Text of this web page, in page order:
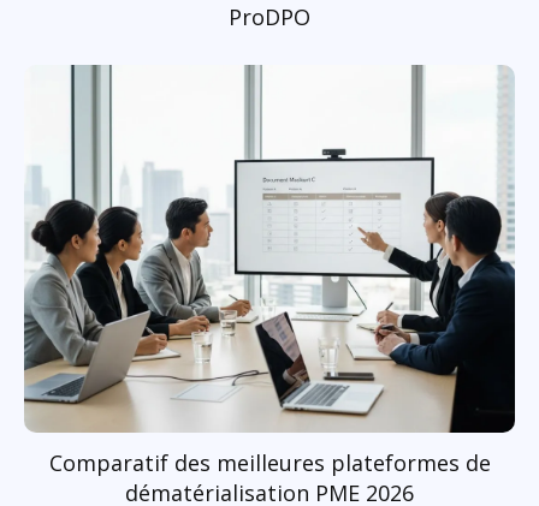
ProDPO
Comparatif des meilleures plateformes de
dématérialisation PME 2026